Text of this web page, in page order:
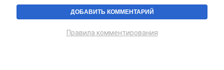
Правила комментирования